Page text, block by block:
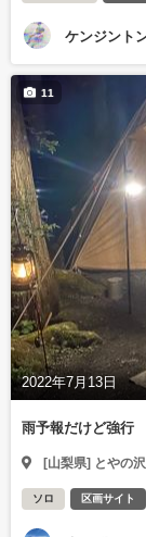
ケンジント
2022年7月13日
11
雨予報だけど強行
[山梨県] とやの
ソロ 区画サイト